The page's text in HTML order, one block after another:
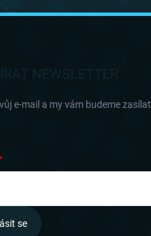
NEWSLETTER
e-mail a my vám budeme
se